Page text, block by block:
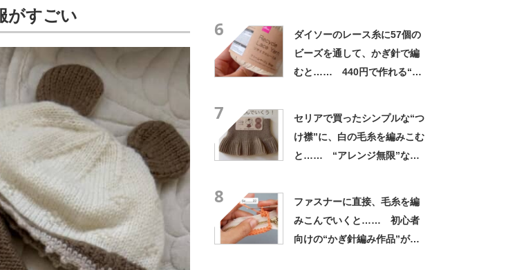
がすごい
6
ダイソーのレース糸に57個の
ビーズを通して、かぎ針で編
むと…… 440円で作れる“お
7
セリアで買ったシンプルな“つ
け襟”に、白の毛糸を編みこむ
と…… “アレンジ無限”な完
8
ファスナーに直接、毛糸を編
みこんでいくと…… 初心者
向けの“かぎ針編み作品”が